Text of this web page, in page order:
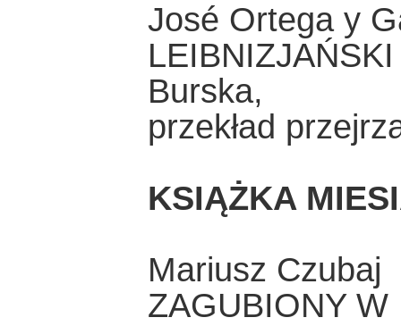
José Ortega y
Burska,
przekład
KSIĄŻKA
Mariusz Czubaj
ZAGUBIONY